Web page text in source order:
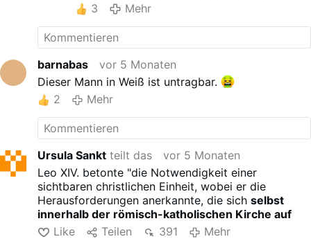
3
Mehr
barnabas
vor 5 Monaten
Dieser Mann in Weiß ist untragbar.
2
Mehr
Ursula Sankt teilt das
vor 5 Monaten
Leo XIV. betonte "die Notwendigkeit einer
sichtbaren christlichen Einheit, wobei er die
Herausforderungen anerkannte, die sichselbst
innerhalb der römisch-katholischen Kirche auf
Like
Teilen 391 Mehr